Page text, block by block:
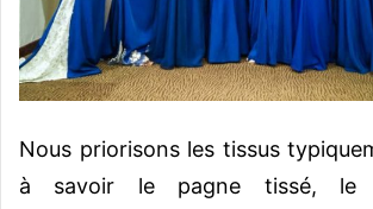
Nous priorisons les tissus
à savoir le pagne tissé, le